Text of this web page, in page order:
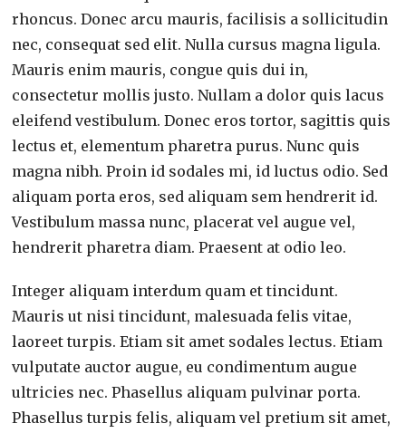
rhoncus. Donec arcu mauris, facilisis a sollicitudin
nec, consequat sed elit. Nulla cursus magna ligula.
Mauris enim mauris, congue quis dui in,
consectetur mollis justo. Nullam a dolor quis lacus
eleifend vestibulum. Donec eros tortor, sagittis quis
lectus et, elementum pharetra purus. Nunc quis
magna nibh. Proin id sodales mi, id luctus odio. Sed
aliquam porta eros, sed aliquam sem hendrerit id.
Vestibulum massa nunc, placerat vel augue vel,
hendrerit pharetra diam. Praesent at odio leo.
Integer aliquam interdum quam et tincidunt.
Mauris ut nisi tincidunt, malesuada felis vitae,
laoreet turpis. Etiam sit amet sodales lectus. Etiam
vulputate auctor augue, eu condimentum augue
ultricies nec. Phasellus aliquam pulvinar porta.
Phasellus turpis felis, aliquam vel pretium sit amet,